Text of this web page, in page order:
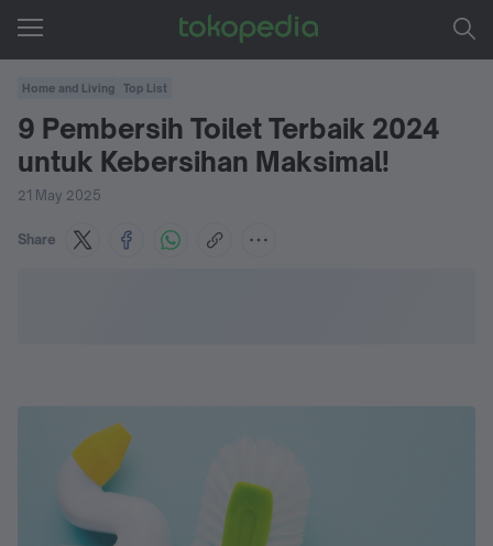
Home and Living Top List
9 Pembersih Toilet Terbaik 2024
untuk Kebersihan Maksimal!
21 May 2025
Share